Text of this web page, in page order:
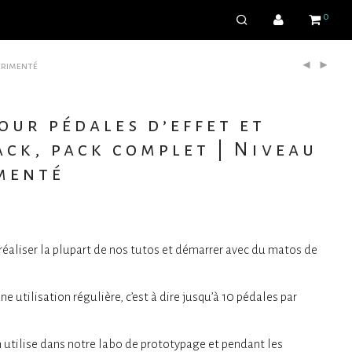
0
pédales d’effet et
pack complet | Niveau
la plupart de nos tutos et démarrer avec du matos de
utilisation régulière, c’est à dire jusqu’à 10 pédales par
utilise dans notre labo de prototypage et pendant les